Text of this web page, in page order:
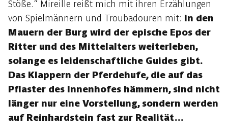
Stöße.“ Mireille reißt mich mit ihren Erzählungen
von Spielmännern und Troubadouren mit: in den
Mauern der Burg wird der epische Epos der
Ritter und des Mittelalters weiterleben,
solange es leidenschaftliche Guides gibt.
Das Klappern der Pferdehufe, die auf das
Pflaster des Innenhofes hämmern, sind nicht
länger nur eine Vorstellung, sondern werden
auf Reinhardstein fast zur Realität…